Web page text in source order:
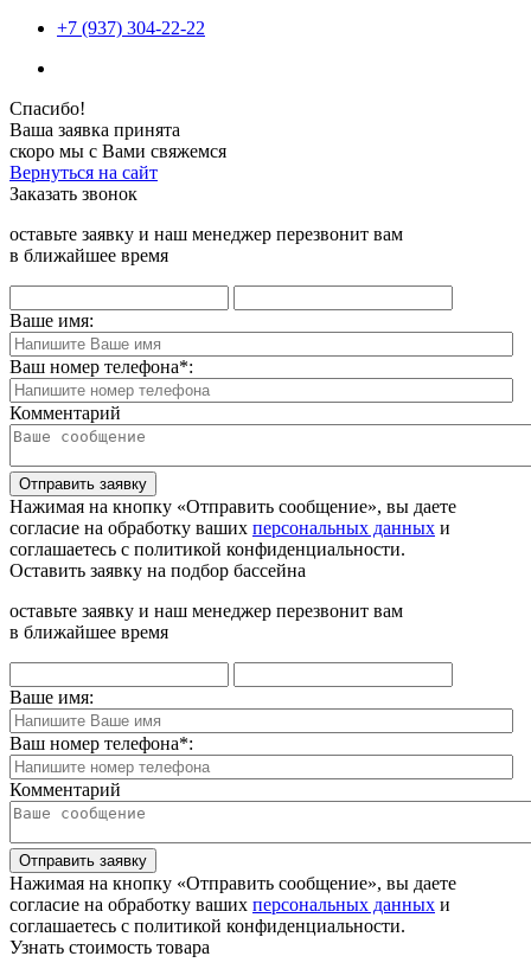
+7 (937) 304-22-22
Спасибо!
Ваша заявка принята
скоро мы с Вами свяжемся
Вернуться на сайт
Заказать звонок
оставьте заявку и наш менеджер перезвонит вам
в ближайшее время
Ваше имя:
Ваш номер телефона*:
Комментарий
Отправить заявку
Нажимая на кнопку «Отправить сообщение», вы даете
согласие на обработку ваших персональных данных и
соглашаетесь с политикой конфиденциальности.
Оставить заявку на подбор бассейна
оставьте заявку и наш менеджер перезвонит вам
в ближайшее время
Ваше имя:
Ваш номер телефона*:
Комментарий
Отправить заявку
Нажимая на кнопку «Отправить сообщение», вы даете
согласие на обработку ваших персональных данных и
соглашаетесь с политикой конфиденциальности.
Узнать стоимость товара